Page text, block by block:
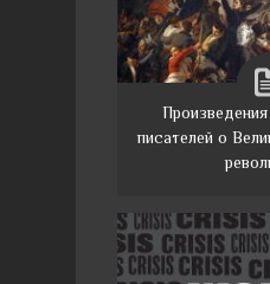
писателей о